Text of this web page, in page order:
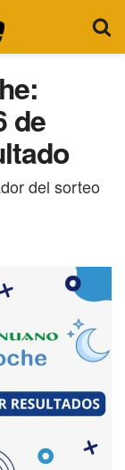
de
del sorteo